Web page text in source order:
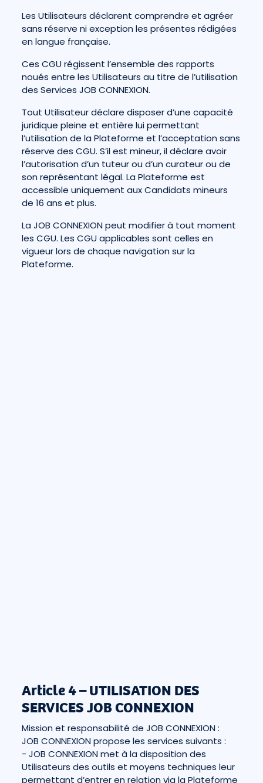
Les Utilisateurs déclarent comprendre et agréer
sans réserve ni exception les présentes rédigées
en langue française.
Ces CGU régissent l’ensemble des rapports
noués entre les Utilisateurs au titre de l’utilisation
des Services JOB CONNEXION.
Tout Utilisateur déclare disposer d’une capacité
juridique pleine et entière lui permettant
l’utilisation de la Plateforme et l’acceptation sans
réserve des CGU. S’il est mineur, il déclare avoir
l’autorisation d’un tuteur ou d’un curateur ou de
son représentant légal. La Plateforme est
accessible uniquement aux Candidats mineurs
de 16 ans et plus.
La JOB CONNEXION peut modifier à tout moment
les CGU. Les CGU applicables sont celles en
vigueur lors de chaque navigation sur la
Plateforme.
Article 4 – UTILISATION DES
SERVICES JOB CONNEXION
Mission et responsabilité de JOB CONNEXION :
JOB CONNEXION propose les services suivants :
- JOB CONNEXION met à la disposition des
Utilisateurs des outils et moyens techniques leur
permettant d’entrer en relation via la Plateforme